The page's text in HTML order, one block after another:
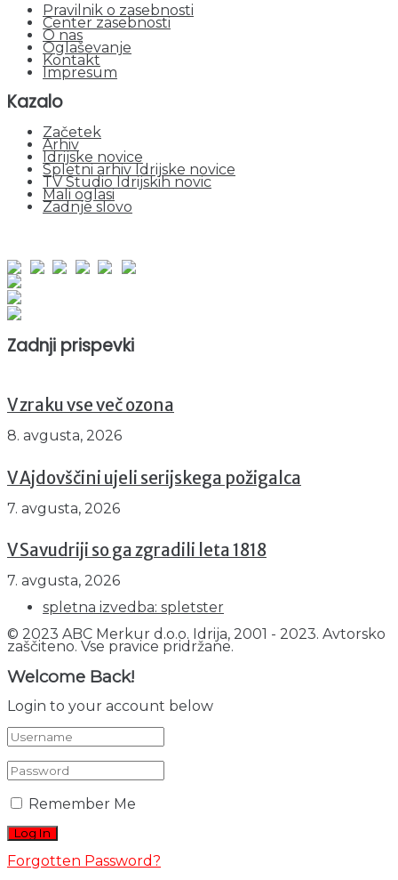
Pravilnik o zasebnosti
Center zasebnosti
O nas
Oglaševanje
Kontakt
Impresum
Kazalo
Začetek
Arhiv
Idrijske novice
Spletni arhiv Idrijske novice
TV Studio Idrijskih novic
Mali oglasi
Zadnje slovo
Zadnji prispevki
V zraku vse več ozona
8. avgusta, 2026
V Ajdovščini ujeli serijskega požigalca
7. avgusta, 2026
V Savudriji so ga zgradili leta 1818
7. avgusta, 2026
spletna izvedba: spletster
© 2023 ABC Merkur d.o.o. Idrija, 2001 - 2023. Avtorsko
zaščiteno. Vse pravice pridržane.
Welcome Back!
Login to your account below
Remember Me
Forgotten Password?